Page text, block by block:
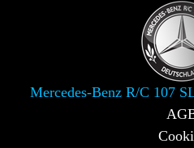
Mercedes-Benz R/C 107